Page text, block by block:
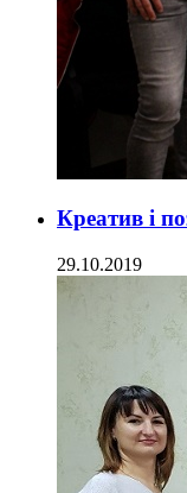
Креатив і
29.10.2019